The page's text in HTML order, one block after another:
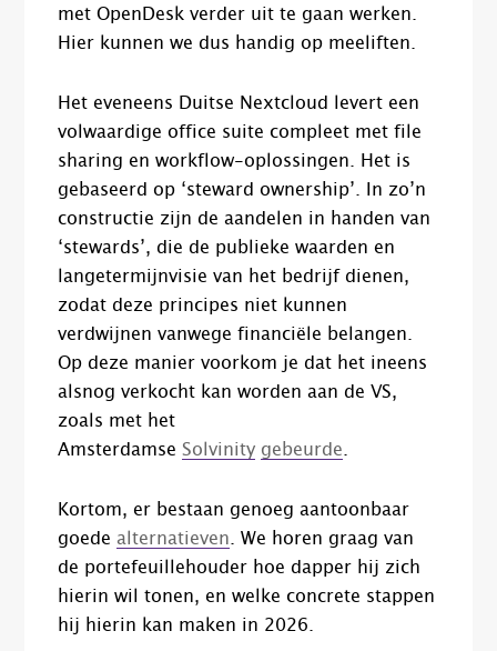
met OpenDesk verder uit te gaan werken.
Hier kunnen we dus handig op meeliften.
Het eveneens Duitse Nextcloud levert een
volwaardige office suite compleet met file
sharing en workflow-oplossingen. Het is
gebaseerd op ‘steward ownership’. In zo’n
constructie zijn de aandelen in handen van
‘stewards’, die de publieke waarden en
langetermijnvisie van het bedrijf dienen,
zodat deze principes niet kunnen
verdwijnen vanwege financiële belangen.
Op deze manier voorkom je dat het ineens
alsnog verkocht kan worden aan de VS,
zoals met het
AmsterdamseSolvinity gebeurde
Kortom, er bestaan genoeg aantoonbaar
goede alternatieven . We horen graag van
de portefeuillehouder hoe dapper hij zich
hierin wil tonen, en welke concrete stappen
hij hierin kan maken in 2026.